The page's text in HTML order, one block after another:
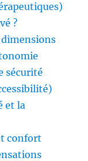
?
sécurité
et la
confort